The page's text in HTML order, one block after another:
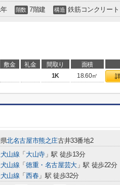
階数 7階建 構造 鉄筋コンクリート
敷金 礼金 間取り 面積
1K 18.60㎡
北名古屋市熊之庄古井33番地2
山線 「 大山寺」駅 徒歩13分
山線 「 徳重・名古屋芸大」駅 徒歩22分
山線 「 西春」駅 徒歩32分